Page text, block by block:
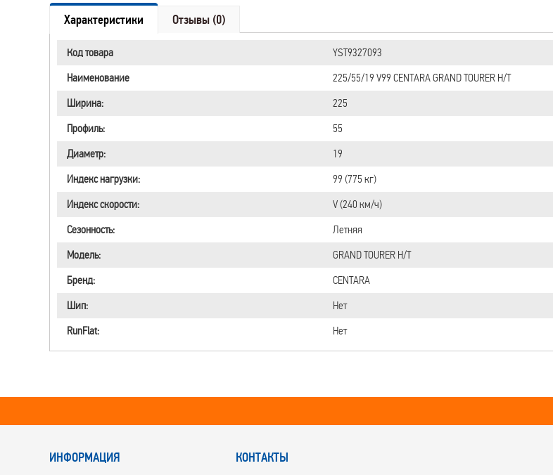
Характеристики Отзывы (0)
Код товара
YST9327093
Наименование
225/55/19 V99 CENTARA GRAND TOURER H/T
Ширина:
225
Профиль:
55
Диаметр:
19
Индекс нагрузки:
99 (775 кг)
Индекс скорости:
V (240 км/ч)
Сезонность:
Летняя
Модель:
GRAND TOURER H/T
Бренд:
CENTARA
Шип:
Нет
RunFlat:
Нет
ИНФОРМАЦИЯ КОНТАКТЫ